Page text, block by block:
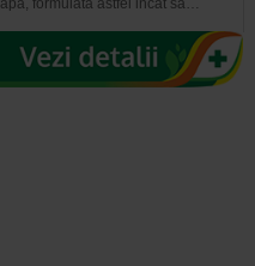
apa, formulata astfel incat sa…